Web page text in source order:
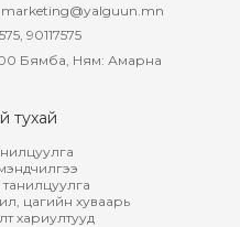
marketing@yalguun.mn
90117575
Бямба, Ням: Амарна
тухай
цагийн хуваарь
хариултууд